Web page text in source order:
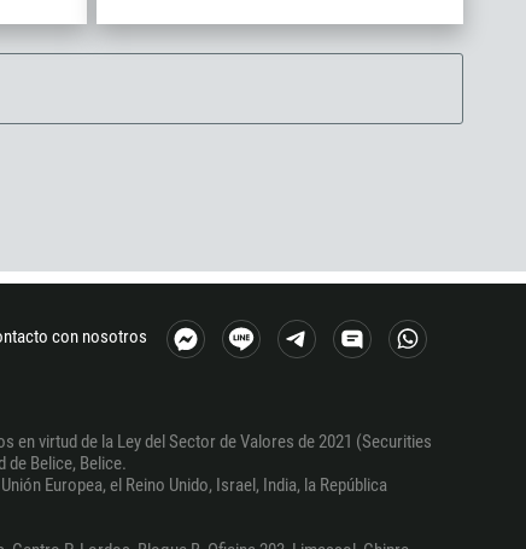
con nosotros
en virtud de la Ley del Sector de Valores de 2021 (Securities
de Belice, Belice.
Europea, el Reino Unido, Israel, India, la República